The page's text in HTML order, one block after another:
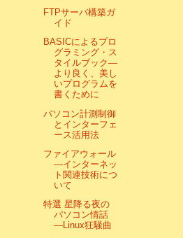
FTPサーバ構築ガ
イド
BASICによるプロ
グラミング・ス
タイルブック―
より良く、美し
いプログラムを
書くために
パソコン計測制御
とインターフェ
ース活用法
ファイアウォール
―インターネッ
ト関連技術につ
いて
特選 星降る夜の
パソコン情話
―Linux狂騒曲